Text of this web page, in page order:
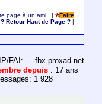
page à un ami |
Faire
? Retour Haut de Page ?
IP/FAI: ---.fbx.proxad.net
depuis : 17 ans
1 928